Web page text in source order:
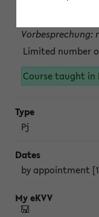
Persönliche
Vorbesprechung:
Limited number
Course taught in
Pj
by appointment